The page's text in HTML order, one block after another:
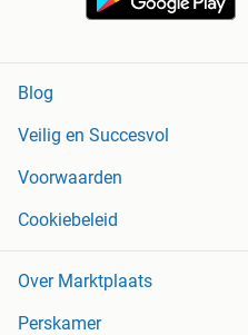
Blog
Veilig en Succesvol
Voorwaarden
Cookiebeleid
Over Marktplaats
Perskamer